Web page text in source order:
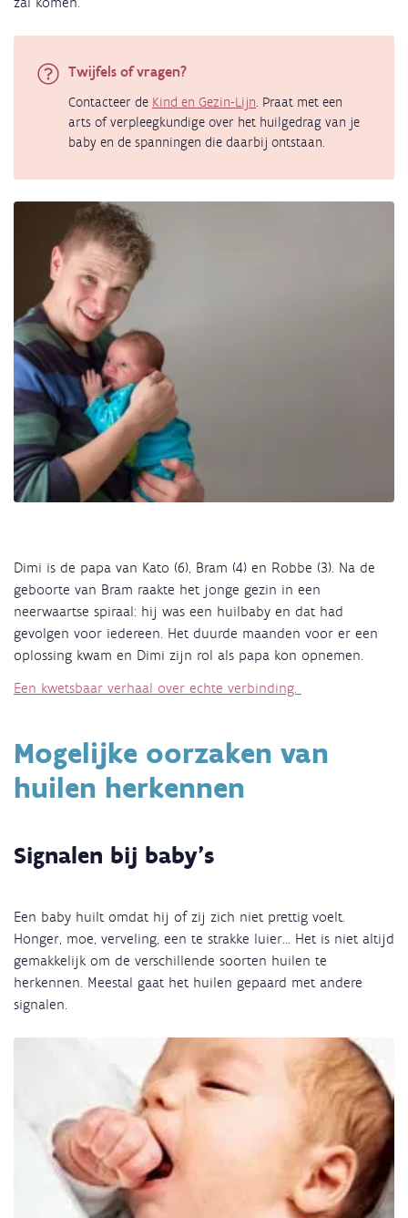
Twijfels of vragen?
Contacteer de Kind en Gezin-Lijn. Praat met een
arts of verpleegkundige over het huilgedrag van je
baby en de spanningen die daarbij ontstaan.
Dimi is de papa van Kato (6), Bram (4) en Robbe (3). Na de
geboorte van Bram raakte het jonge gezin in een
neerwaartse spiraal: hij was een huilbaby en dat had
gevolgen voor iedereen. Het duurde maanden voor er een
oplossing kwam en Dimi zijn rol als papa kon opnemen.
Een kwetsbaar verhaal over echte verbinding.
Mogelijke oorzaken van
huilen herkennen
Signalen bij baby’s
Een baby huilt omdat hij of zij zich niet prettig voelt.
Honger, moe, verveling, een te strakke luier… Het is niet altijd
gemakkelijk om de verschillende soorten huilen te
herkennen. Meestal gaat het huilen gepaard met andere
signalen.